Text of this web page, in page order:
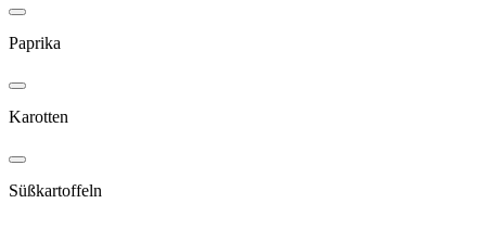
Paprika
Karotten
Süßkartoffeln